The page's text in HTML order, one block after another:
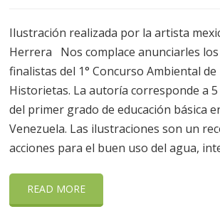
Ilustración realizada por la artista
Herrera Nos complace anunciarles
finalistas del 1° Concurso Ambiental
Historietas. La autoría corresponde a
del primer grado de educación básica
Venezuela. Las ilustraciones son un
acciones para el buen uso del agua,
READ MORE